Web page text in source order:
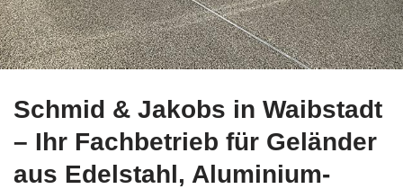
Gleich bei ☀️Schmid-Jakobs.de in Waibstadt Edelstahl
Schmid & Jakobs in Waibstadt
– Ihr Fachbetrieb für Geländer
aus Edelstahl, Aluminium-